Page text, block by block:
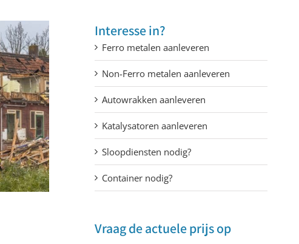
Interesse in?
Ferro metalen aanleveren
Non-Ferro metalen aanleveren
Autowrakken aanleveren
Katalysatoren aanleveren
Sloopdiensten nodig?
Container nodig?
Vraag de actuele prijs op